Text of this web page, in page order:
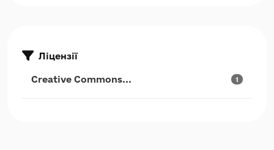
Ліцензії
Creative Commons... 1